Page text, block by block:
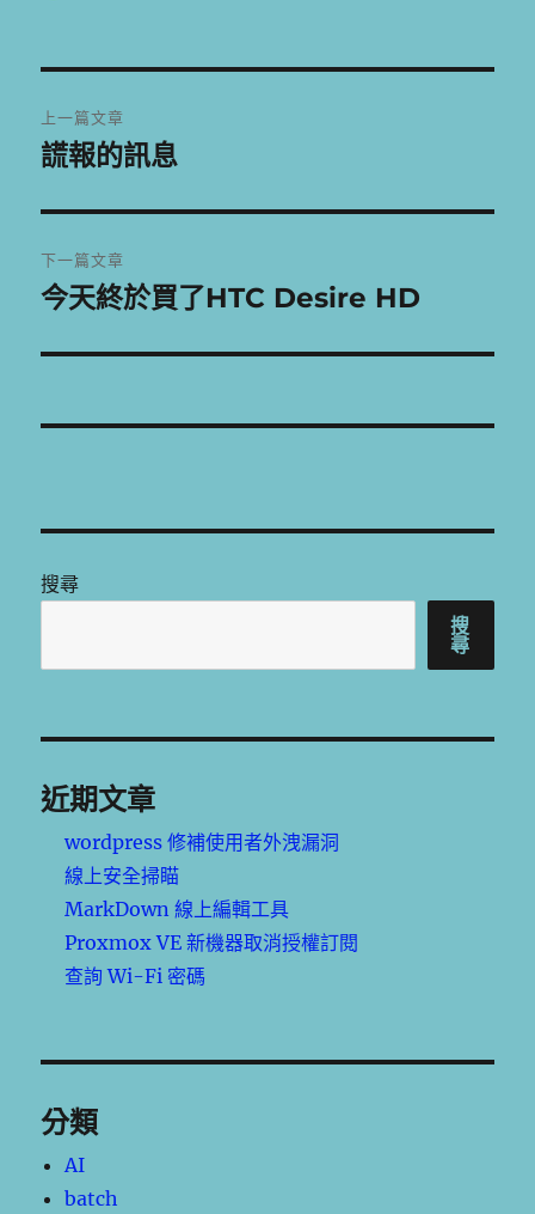
章
覽
上一篇文章
上
篇
文
章:
謊報的訊息
下一篇文章
下
篇
章:
今天終於買了HTC Desire HD
搜尋
搜
尋
近期文章
wordpress 修補使用者外洩漏洞
線上安全掃瞄
MarkDown 線上編輯工具
Proxmox VE 新機器取消授權訂閱
查詢 Wi-Fi 密碼
分類
AI
batch